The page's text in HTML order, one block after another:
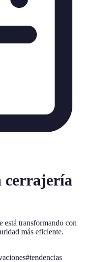
cerrajería
está transformando con
más eficiente.
#tendencias